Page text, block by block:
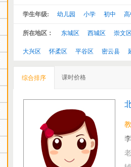
学生年级: 幼儿园 小学 初中
所在地区： 东城区 西城区 崇文
大兴区 怀柔区 平谷区 密云县
综合排序 课时价格